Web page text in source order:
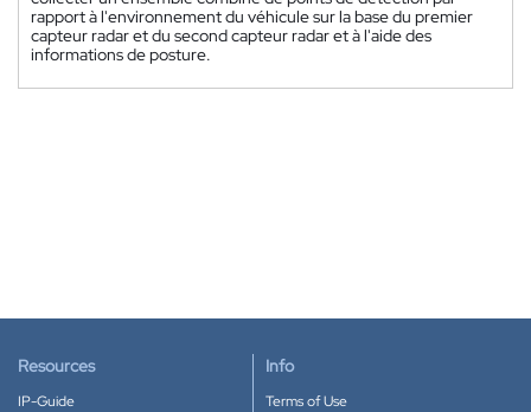
rapport à l'environnement du véhicule sur la base du premier
capteur radar et du second capteur radar et à l'aide des
informations de posture.
Resources
IP-Guide
Info
Terms of Use